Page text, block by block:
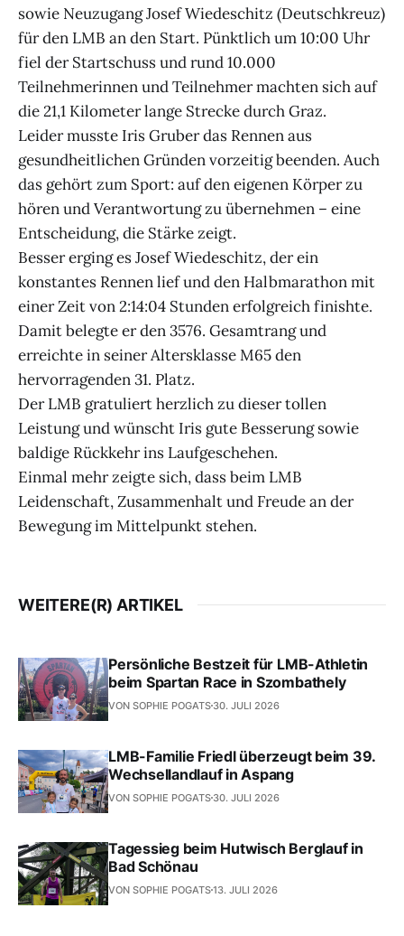
sowie Neuzugang Josef Wiedeschitz (Deutschkreuz)
für den LMB an den Start. Pünktlich um 10:00 Uhr
fiel der Startschuss und rund 10.000
Teilnehmerinnen und Teilnehmer machten sich auf
die 21,1 Kilometer lange Strecke durch Graz.
Leider musste Iris Gruber das Rennen aus
gesundheitlichen Gründen vorzeitig beenden. Auch
das gehört zum Sport: auf den eigenen Körper zu
hören und Verantwortung zu übernehmen – eine
Entscheidung, die Stärke zeigt.
Besser erging es Josef Wiedeschitz, der ein
konstantes Rennen lief und den Halbmarathon mit
einer Zeit von 2:14:04 Stunden erfolgreich finishte.
Damit belegte er den 3576. Gesamtrang und
erreichte in seiner Altersklasse M65 den
hervorragenden 31. Platz.
Der LMB gratuliert herzlich zu dieser tollen
Leistung und wünscht Iris gute Besserung sowie
baldige Rückkehr ins Laufgeschehen.
Einmal mehr zeigte sich, dass beim LMB
Leidenschaft, Zusammenhalt und Freude an der
Bewegung im Mittelpunkt stehen.
WEITERE(R) ARTIKEL
Persönliche Bestzeit für LMB-Athletin
beim Spartan Race in Szombathely
VON SOPHIE POGATS 30. JULI 2026
LMB-Familie Friedl überzeugt beim 39.
Wechsellandlauf in Aspang
VON SOPHIE POGATS 30. JULI 2026
Tagessieg beim Hutwisch Berglauf in
Bad Schönau
VON SOPHIE POGATS13. JULI 2026